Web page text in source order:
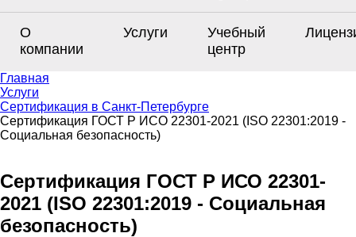
О
компании
Услуги
Учебный
центр
Главная
Услуги
Сертификация в Санкт-Петербурге
Сертификация ГОСТ Р ИСО 22301-2021 (ISO 22301:2019 -
Социальная безопасность)
Сертификация ГОСТ Р ИСО 22301-
2021 (ISO 22301:2019 - Социальная
безопасность)